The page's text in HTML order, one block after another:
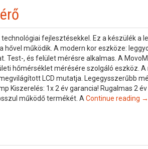
fejlesztésekkel. Ez a készülék a
hővel működik. A modern kor eszköze:
Test-, és felület mérésre alkalmas. A
hőmérséklet mérésére szolgáló eszköz. A
LCD mutatja. Legegysszerűbb
Kiszerelés: 1x 2 év garancia! Rugalmas 2
működő termékét. A Continue reading →